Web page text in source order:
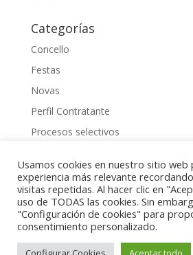
Categorías
Concello
Festas
Novas
Perfil Contratante
Procesos selectivos
2023 Gestionado por
Implementado porPerfect
Control | Telemetría |
Usamos cookies en nuestro sitio web
experiencia más relevante
visitas repetidas. Al hacer clic en
uso de TODAS las cookies. Sin
"Configuración de cookies" para
consentimiento personalizado.